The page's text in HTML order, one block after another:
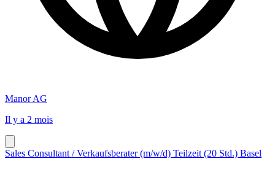
Manor AG
Il y a 2 mois
Sales Consultant / Verkaufsberater (m/w/d) Teilzeit (20 Std.) Basel